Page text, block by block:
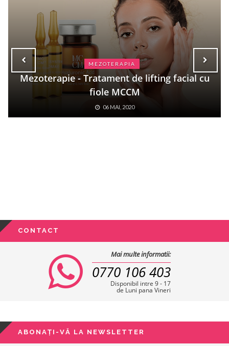
MEZOTERAPIA
Mezoterapie - Tratament de lifting facial cu
fiole MCCM
06 MAI, 2020
CONTACT
Mai multe informatii:
0770 106 403
Disponibil intre 9 - 17
de Luni pana Vineri
ABONAȚI-VĂ LA NEWSLETTER